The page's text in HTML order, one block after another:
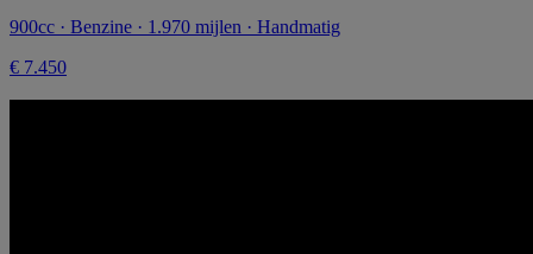
900cc · Benzine · 1.970 mijlen · Handmatig
€ 7.450